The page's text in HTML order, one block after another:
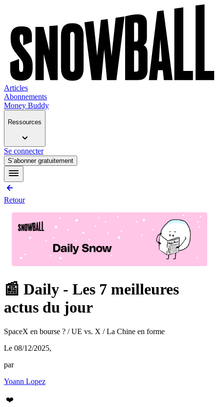
Articles
Abonnements
Money Buddy
Ressources
Se connecter
S’abonner gratuitement
Retour
📰 Daily - Les 7 meilleures
actus du jour
SpaceX en bourse ? / UE vs. X / La Chine en forme
Le 08/12/2025,
par
Yoann Lopez
❤️